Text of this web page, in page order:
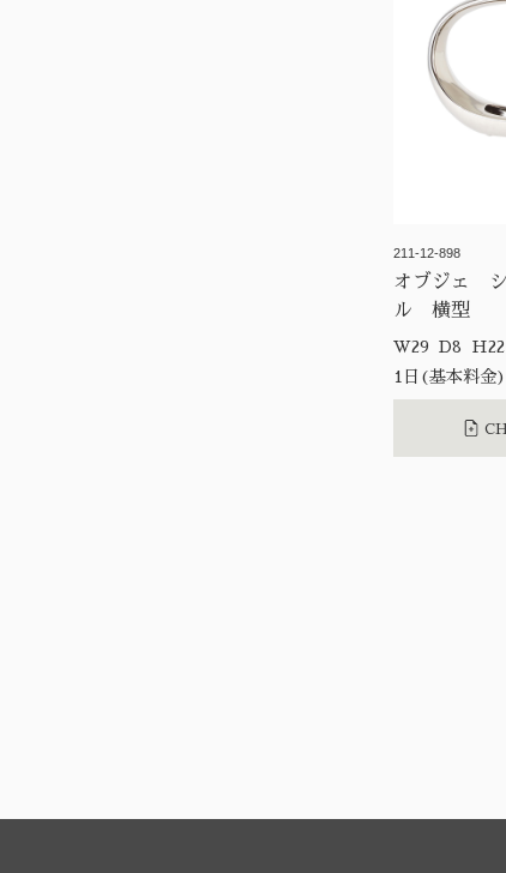
211-12-898
オブジェ シ
ル 横型
W29 D8 H22
1日(基本料金